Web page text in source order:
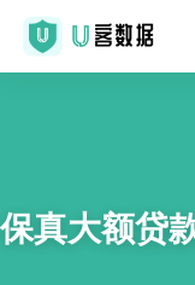
保真大额贷